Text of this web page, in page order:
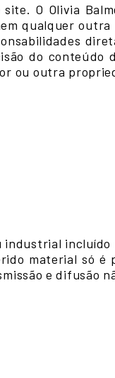
O Olivia
qualquer
do conteúdo
ou outra
incluído
material só é
e difusão